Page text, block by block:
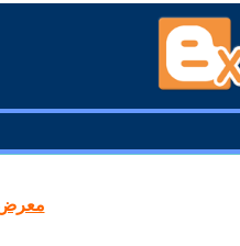
معرض